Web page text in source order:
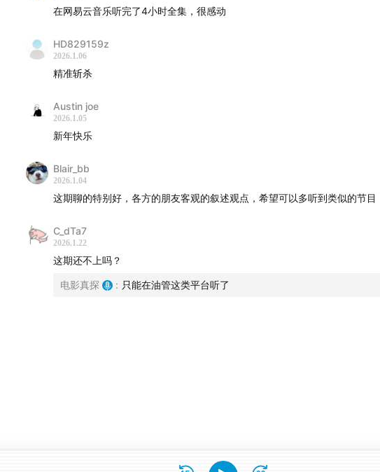
在网易云音乐听完了4小时全集，很感动
HD829159z
2026.1.06
精准斩杀
Austin joe
2026.1.05
新年快乐
Blair_bb
2026.1.04
这期聊的特别好，各方的朋友客观的叙述观点，希望可以多听到类似的节目
C_dTa7
2026.1.22
这期还不上吗？
电影真探 : 只能在油管这类平台听了